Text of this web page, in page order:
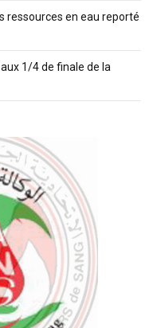
ressources en eau reporté
1/4 de finale de la